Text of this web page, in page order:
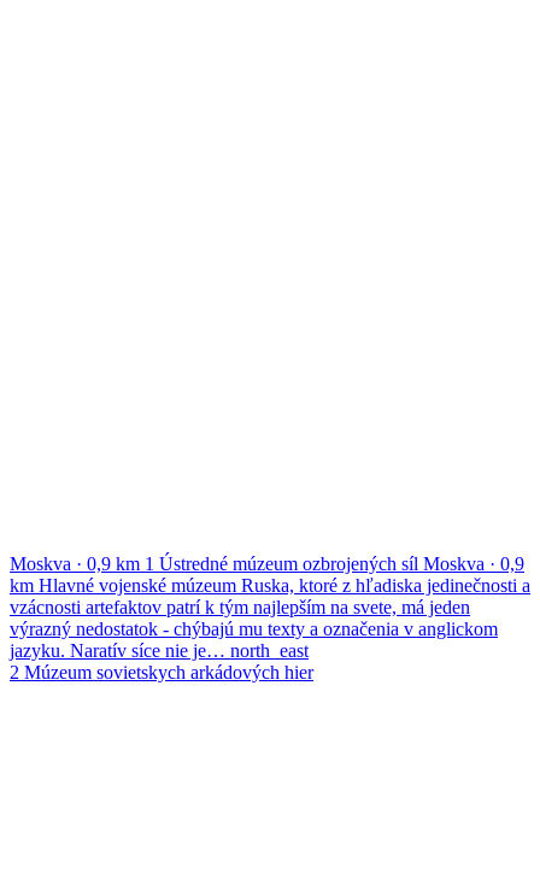
Moskva · 0,9 km 1 Ústredné múzeum ozbrojených síl Moskva · 0,9
km Hlavné vojenské múzeum Ruska, ktoré z hľadiska jedinečnosti a
vzácnosti artefaktov patrí k tým najlepším na svete, má jeden
výrazný nedostatok - chýbajú mu texty a označenia v anglickom
jazyku. Naratív síce nie je… north_east
2 Múzeum sovietskych arkádových hier